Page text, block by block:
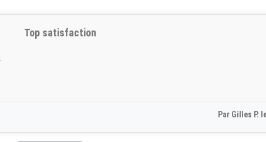
Top satisfaction
Par Gilles P.